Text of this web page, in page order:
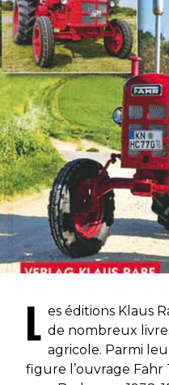
L es éditions Klaus
de nombreux
agricole. Parmi
figure l’ouvrage